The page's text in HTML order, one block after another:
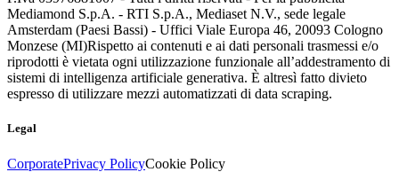
Mediamond S.p.A. - RTI S.p.A., Mediaset N.V., sede legale
Amsterdam (Paesi Bassi) - Uffici Viale Europa 46, 20093 Cologno
Monzese (MI)Rispetto ai contenuti e ai dati personali trasmessi e/o
riprodotti è vietata ogni utilizzazione funzionale all’addestramento di
sistemi di intelligenza artificiale generativa. È altresì fatto divieto
espresso di utilizzare mezzi automatizzati di data scraping.
Legal
CorporatePrivacy PolicyCookie Policy